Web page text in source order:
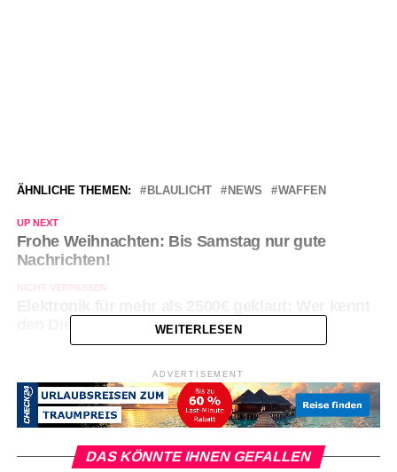
ÄHNLICHE THEMEN: BLAULICHT NEWS WAFFEN
UP NEXT
Frohe Weihnachten: Bis Samstag nur gute
Nachrichten!
NICHT VERPASSEN
WEITERLESEN
ADVERTISEMENT
DAS KÖNNTE IHNEN GEFALLEN